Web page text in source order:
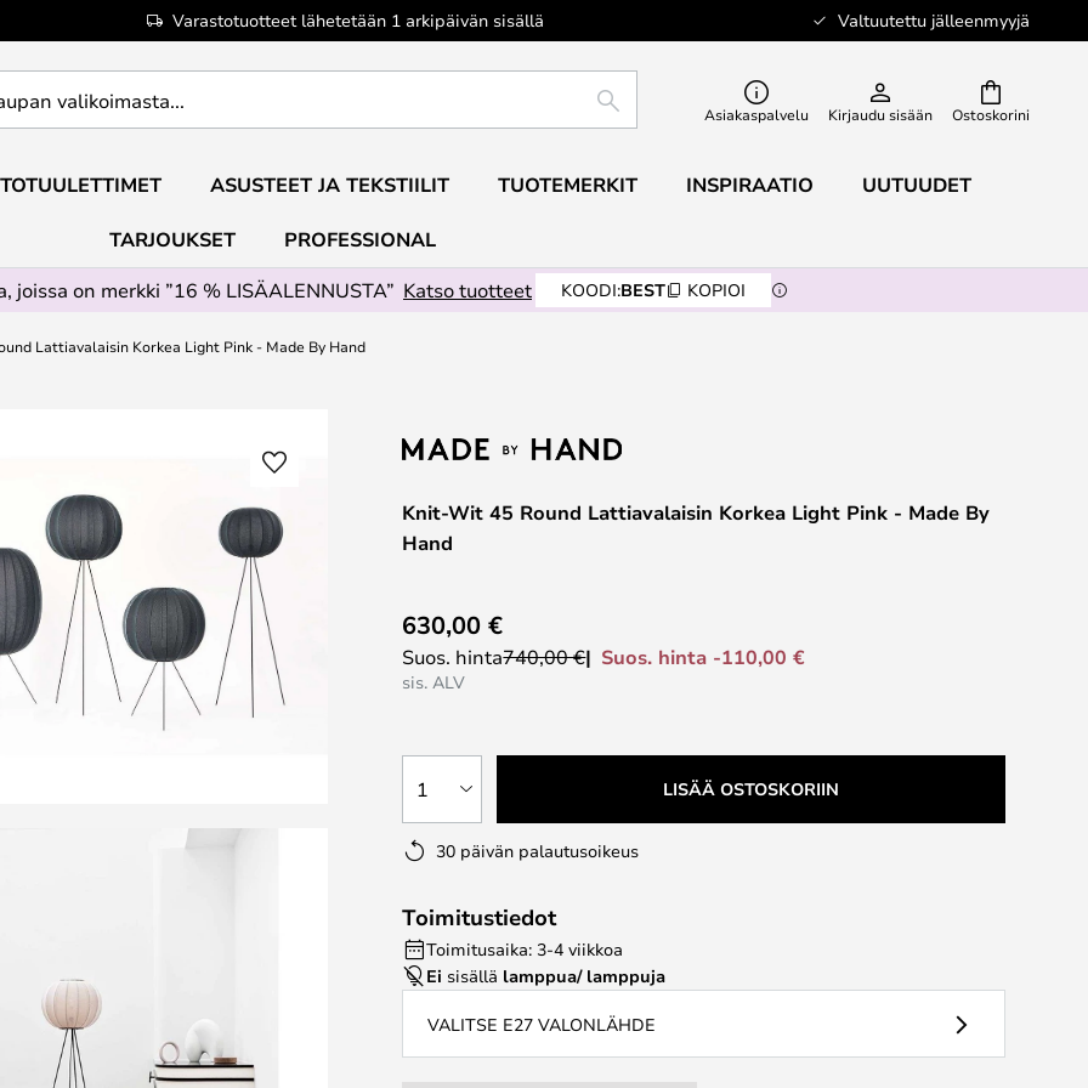
Varastotuotteet lähetetään 1 arkipäivän sisällä Valtuutettu jälleenmyyjä
Ostoskorini
ETSI Asiakaspalvelu Kirjaudu sisään
ASUSTEET JA TEKSTIILIT TUOTEMERKIT INSPIRAATIO UUTUUDET
TARJOUKSET PROFESSIONAL
joissa on merkki ”16 % LISÄALENNUSTA” Katso tuotteet KOODI:BEST KOPIOI
Lattiavalaisin Korkea Light Pink - Made By Hand
Knit-Wit 45 Round Lattiavalaisin Korkea Light Pink - Made By
Hand
630,00 €
Suos. hinta740,00 € Suos. hinta -110,00 €
sis. ALV
1 LISÄÄ OSTOSKORIIN
30 päivän palautusoikeus
Toimitustiedot
Toimitusaika: 3-4 viikkoa
Ei sisällä lamppua/ lamppuja
VALITSE E27 VALONLÄHDE